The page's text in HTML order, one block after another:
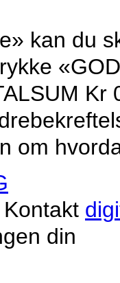
kan du
Kr
om
din